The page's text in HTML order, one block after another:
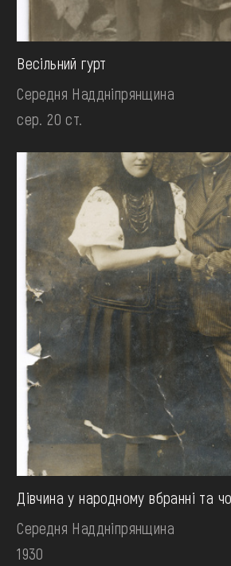
Весільний гурт
Середня Наддніпрянщина
сер. 20 ст.
Дівчина у народному вбранні та
Середня Наддніпрянщина
1930